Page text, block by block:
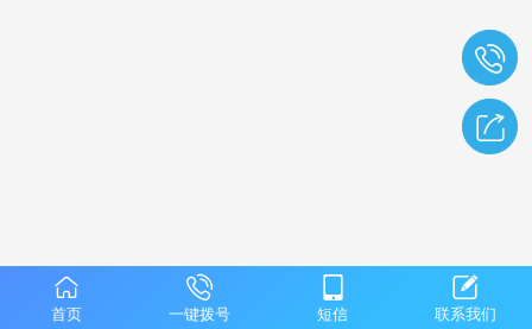
首页 一键拨号 短信 联系我们